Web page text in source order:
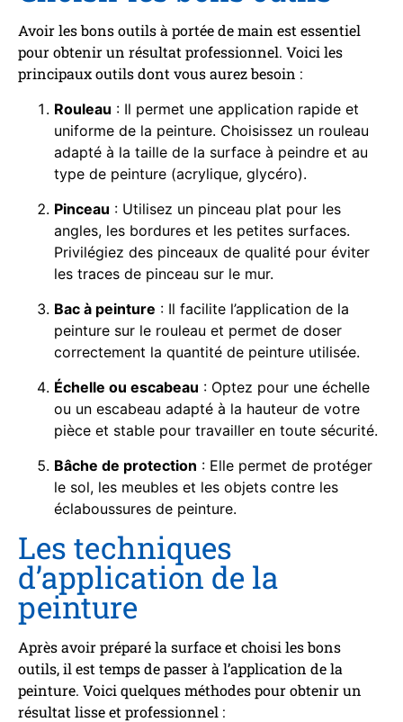
Avoir les bons outils à portée de main est essentiel
pour obtenir un résultat professionnel. Voici les
principaux outils dont vous aurez besoin :
Rouleau : Il permet une application rapide et
uniforme de la peinture. Choisissez un rouleau
adapté à la taille de la surface à peindre et au
type de peinture (acrylique, glycéro).
Pinceau : Utilisez un pinceau plat pour les
angles, les bordures et les petites surfaces.
Privilégiez des pinceaux de qualité pour éviter
les traces de pinceau sur le mur.
Bac à peinture : Il facilite l’application de la
peinture sur le rouleau et permet de doser
correctement la quantité de peinture utilisée.
Échelle ou escabeau : Optez pour une échelle
ou un escabeau adapté à la hauteur de votre
pièce et stable pour travailler en toute sécurité.
Bâche de protection : Elle permet de protéger
le sol, les meubles et les objets contre les
éclaboussures de peinture.
Les techniques
d’application de la
peinture
Après avoir préparé la surface et choisi les bons
outils, il est temps de passer à l’application de la
peinture. Voici quelques méthodes pour obtenir un
résultat lisse et professionnel :